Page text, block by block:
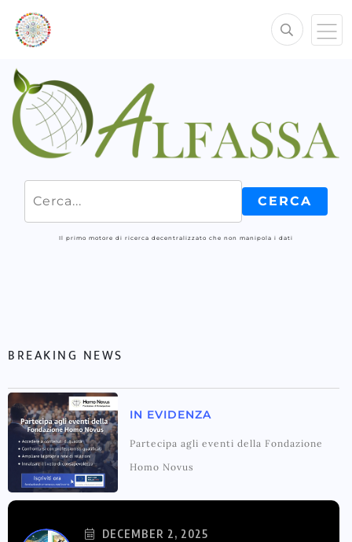
Il primo motore di ricerca decentralizzato che non manipola i dati
BREAKING NEWS
IN EVIDENZA
Partecipa agli eventi della Fondazione
Homo Novus
DECEMBER 2, 2025